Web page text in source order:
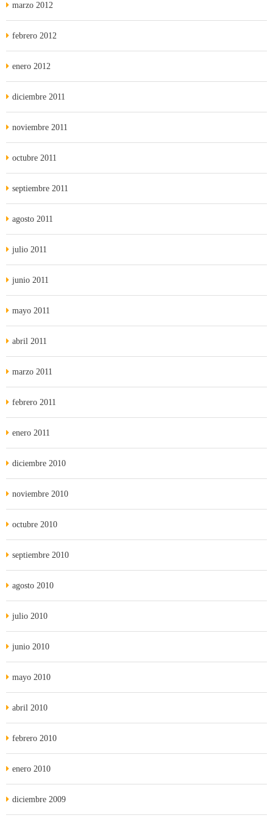
marzo 2012
febrero 2012
enero 2012
diciembre 2011
noviembre 2011
octubre 2011
septiembre 2011
agosto 2011
julio 2011
junio 2011
mayo 2011
abril 2011
marzo 2011
febrero 2011
enero 2011
diciembre 2010
noviembre 2010
octubre 2010
septiembre 2010
agosto 2010
julio 2010
junio 2010
mayo 2010
abril 2010
febrero 2010
enero 2010
diciembre 2009